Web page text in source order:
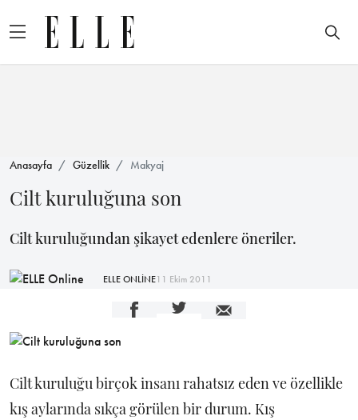
Anasayfa Güzellik Makyaj
Cilt kuruluğuna son
Cilt kuruluğundan şikayet edenlere öneriler.
ELLE ONLİNE11 Ekim 2011
Cilt kuruluğu birçok insanı rahatsız eden ve özellikle
kış aylarında sıkça görülen bir durum. Kış